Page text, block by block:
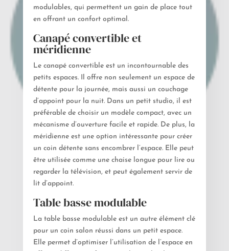
modulables, qui permettent un gain de place tout
en offrant un confort optimal.
Canapé convertible et
méridienne
Le canapé convertible est un incontournable des
petits espaces. Il offre non seulement un espace de
détente pour la journée, mais aussi un couchage
d’appoint pour la nuit. Dans un petit studio, il est
préférable de choisir un modèle compact, avec un
mécanisme d’ouverture facile et rapide. De plus, la
méridienne est une option intéressante pour créer
un coin détente sans encombrer l’espace. Elle peut
être utilisée comme une chaise longue pour lire ou
regarder la télévision, et peut également servir de
lit d’appoint.
Table basse modulable
La table basse modulable est un autre élément clé
pour un coin salon réussi dans un petit espace.
Elle permet d’optimiser l’utilisation de l’espace en